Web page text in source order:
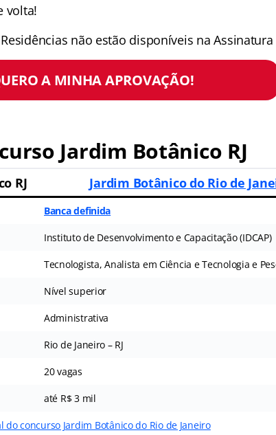
volta!
não estão disponíveis na
A MINHA APROVAÇÃO!
Jardim Botânico RJ
RJ Jardim Botânico do Rio de
Banca definida
Instituto de Desenvolvimento e Capacitação (IDCAP)
Tecnologista, Analista em Ciência e Tecnologia e
Nível superior
Administrativa
Rio de Janeiro – RJ
20 vagas
até R$ 3 mil
concurso Jardim Botânico do Rio de Janeiro